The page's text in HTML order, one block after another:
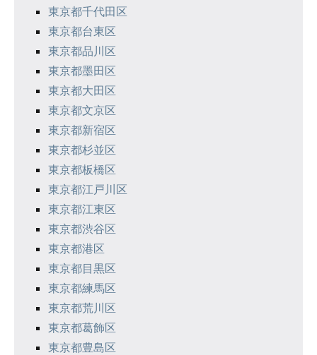
東京都千代田区
東京都台東区
東京都品川区
東京都墨田区
東京都大田区
東京都文京区
東京都新宿区
東京都杉並区
東京都板橋区
東京都江戸川区
東京都江東区
東京都渋谷区
東京都港区
東京都目黒区
東京都練馬区
東京都荒川区
東京都葛飾区
東京都豊島区